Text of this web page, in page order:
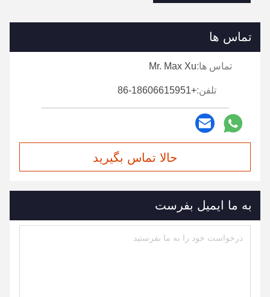
تماس ها
تماس ها:Mr. Max Xu
تلفن:+86-18606615951
حالا تماس بگیرید
به ما ایمیل بفرست